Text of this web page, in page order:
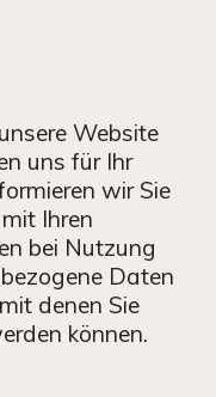
Website
uns für Ihr
wir Sie
Ihren
bei Nutzung
Daten
denen Sie
können.